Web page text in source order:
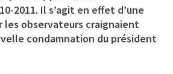
2011. Il s’agit en effet d’une
les observateurs craignaient
condamnation du président